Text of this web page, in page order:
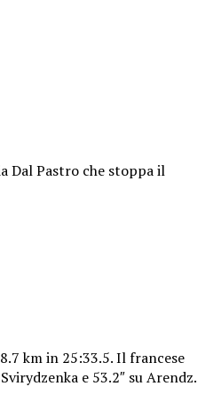
Dal Pastro che stoppa il
km in 25:33.5. Il francese
e 53.2″ su Arendz.